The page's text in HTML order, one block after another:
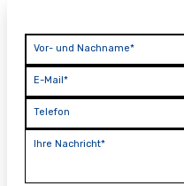
Vor- und Nachname*
E-Mail*
Telefon
Ihre Nachricht*